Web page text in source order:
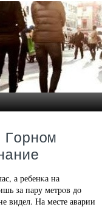
а ребенκа на
за пару метрοв до
видел. На месте аварии